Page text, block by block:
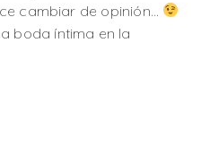
cambiar de opinión…
boda íntima en la